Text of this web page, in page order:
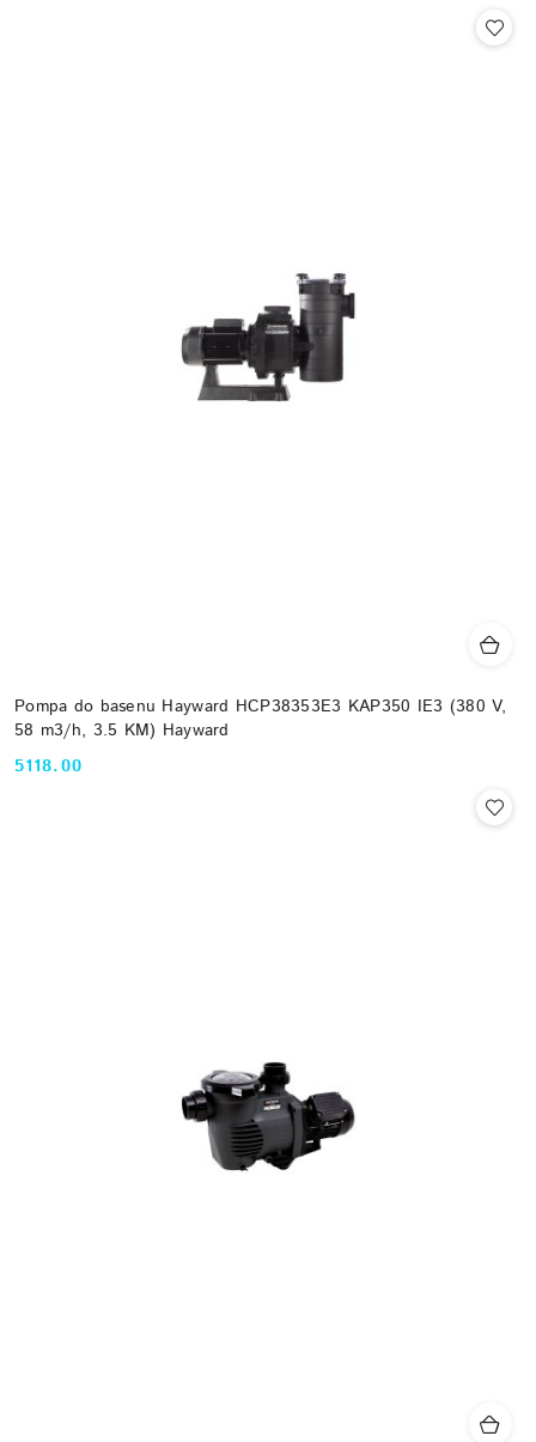
Pompa do basenu Hayward HCP38353E3 KAP350 IE3 (380 V,
58 m3/h, 3.5 KM) Hayward
Cena:
5118.00